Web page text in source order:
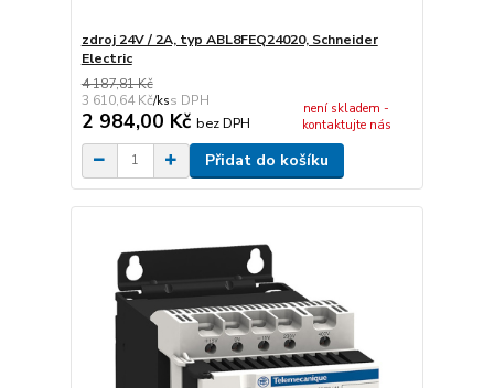
zdroj 24V / 2A, typ ABL8FEQ24020, Schneider
Electric
4 187,81 Kč
3 610,64 Kč/ks
2 984,00 Kč bez DPH
není skladem -
kontaktujte nás
Přidat do košíku